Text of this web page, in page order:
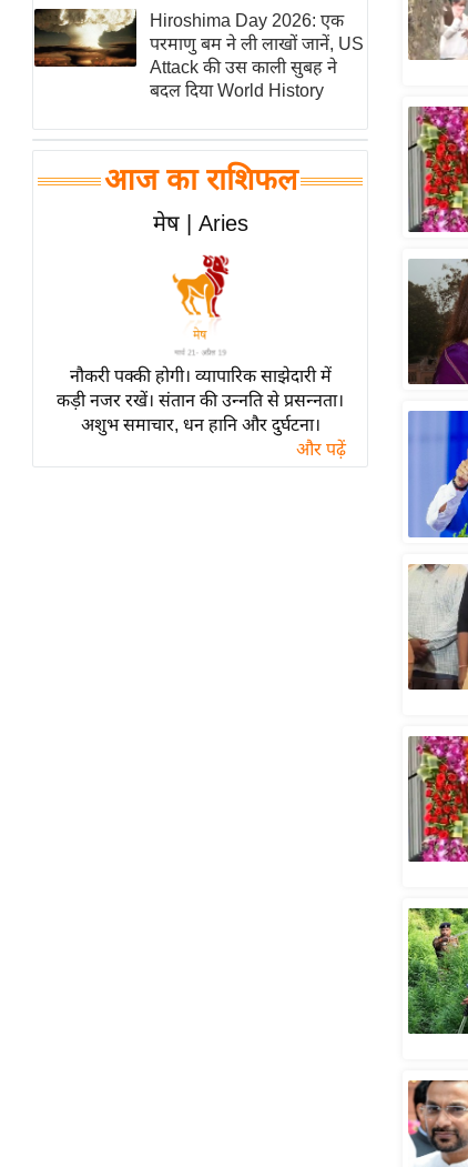
साहित्य जगत
ऑटो वर्ल्ड
न्यूज ब्रीफ
बॉलीवुड
हॉलीवुड
फिल्म समीक्षा
लाइफस्टाइल
टेक्नॉलॉजी
ब्यूटी/फैशन
घरेलू नुस्खे
Hiroshima Day 2026: एक
परमाणु बम ने ली लाखों जानें, US
Attack की उस काली सुबह ने
बदल दिया World History
आज का राशिफल
मेष | Aries
नौकरी पक्की होगी। व्यापारिक साझेदारी में
कड़ी नजर रखें। संतान की उन्नति से प्रसन्नता।
अशुभ समाचार, धन हानि और दुर्घटना।
और पढ़ें